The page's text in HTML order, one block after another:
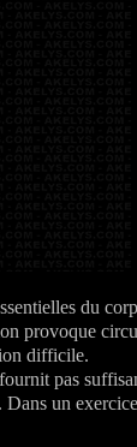
du
provoque
difficile.
pas
un